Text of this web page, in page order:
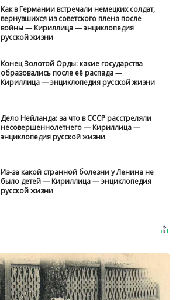
Как в Германии встречали немецких солдат,
вернувшихся из советского плена после
войны — Кириллица — энциклопедия
русской жизни
Конец Золотой Орды: какие государства
образовались после её распада —
Кириллица — энциклопедия русской жизни
Дело Нейланда: за что в СССР расстреляли
несовершеннолетнего — Кириллица —
энциклопедия русской жизни
Из-за какой странной болезни у Ленина не
было детей — Кириллица — энциклопедия
русской жизни